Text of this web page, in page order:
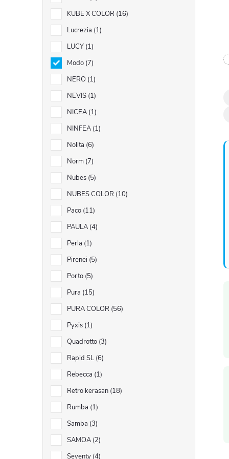
KUBE X COLOR 16
Lucrezia 1
LUCY 1
Modo 7
NERO 1
NEVIS 1
NICEA 1
NINFEA 1
Nolita 6
Norm 7
Nubes 5
NUBES COLOR 10
Paco 11
PAULA 4
Perla 1
Pirenei 5
Porto 5
Pura 15
PURA COLOR 56
Pyxis 1
Quadrotto 3
Rapid SL 6
Rebecca 1
Retro kerasan 18
Rumba 1
Samba 3
SAMOA 2
Seventy 4